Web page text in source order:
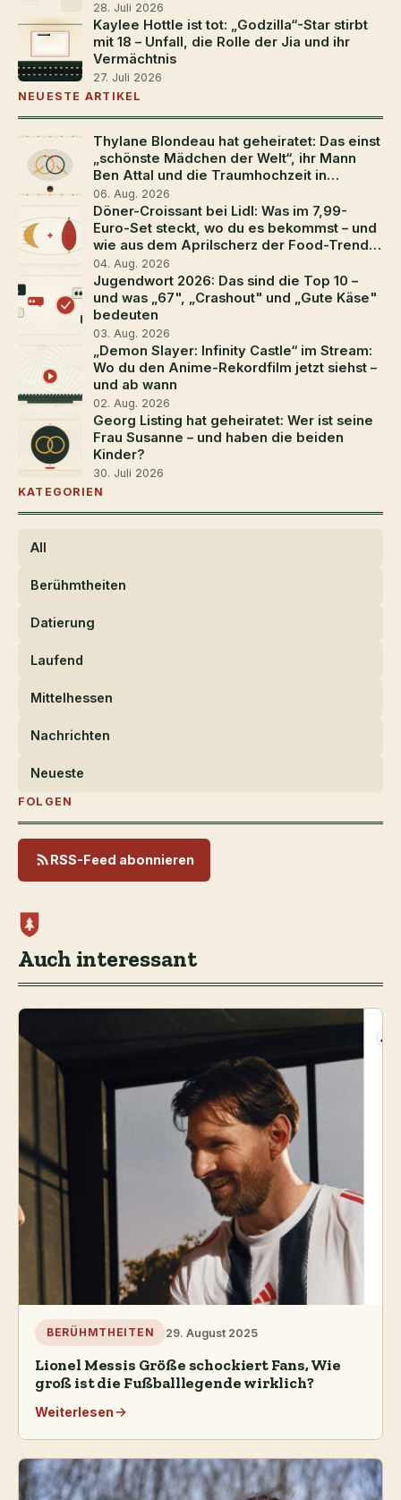
28. Juli 2026
Kaylee Hottle ist tot: „Godzilla“-Star stirbt
mit 18 – Unfall, die Rolle der Jia und ihr
Vermächtnis
27. Juli 2026
NEUESTE ARTIKEL
Thylane Blondeau hat geheiratet: Das einst
„schönste Mädchen der Welt“, ihr Mann
Ben Attal und die Traumhochzeit in
Südfrankreich
06. Aug. 2026
Döner-Croissant bei Lidl: Was im 7,99-
Euro-Set steckt, wo du es bekommst – und
wie aus dem Aprilscherz der Food-Trend
2026 wurde
04. Aug. 2026
Jugendwort 2026: Das sind die Top 10 –
und was „67", „Crashout" und „Gute Käse"
bedeuten
03. Aug. 2026
„Demon Slayer: Infinity Castle“ im Stream:
Wo du den Anime-Rekordfilm jetzt siehst –
und ab wann
02. Aug. 2026
Georg Listing hat geheiratet: Wer ist seine
Frau Susanne – und haben die beiden
Kinder?
30. Juli 2026
KATEGORIEN
All
Berühmtheiten
Datierung
Laufend
Mittelhessen
Nachrichten
Neueste
FOLGEN
RSS-Feed abonnieren
Auch interessant
BERÜHMTHEITEN 29. August 2025
Lionel Messis Größe schockiert Fans, Wie
groß ist die Fußballlegende wirklich?
Weiterlesen